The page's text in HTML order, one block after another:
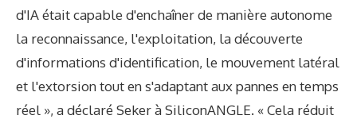
d'IA était capable d'enchaîner de manière autonome
la reconnaissance, l'exploitation, la découverte
d'informations d'identification, le mouvement latéral
et l'extorsion tout en s'adaptant aux pannes en temps
réel », a déclaré Seker à SiliconANGLE. « Cela réduit